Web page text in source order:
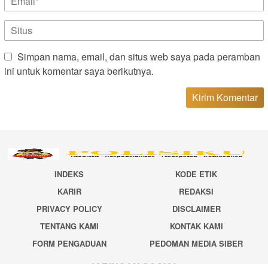
Simpan nama, email, dan situs web saya pada peramban
ini untuk komentar saya berikutnya.
INDEKS
KODE ETIK
KARIR
REDAKSI
PRIVACY POLICY
DISCLAIMER
TENTANG KAMI
KONTAK KAMI
FORM PENGADUAN
PEDOMAN MEDIA SIBER